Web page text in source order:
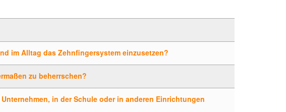
im Alltag das Zehnfingersystem einzusetzen?
zu beherrschen?
in der Schule oder in anderen Einrichtungen